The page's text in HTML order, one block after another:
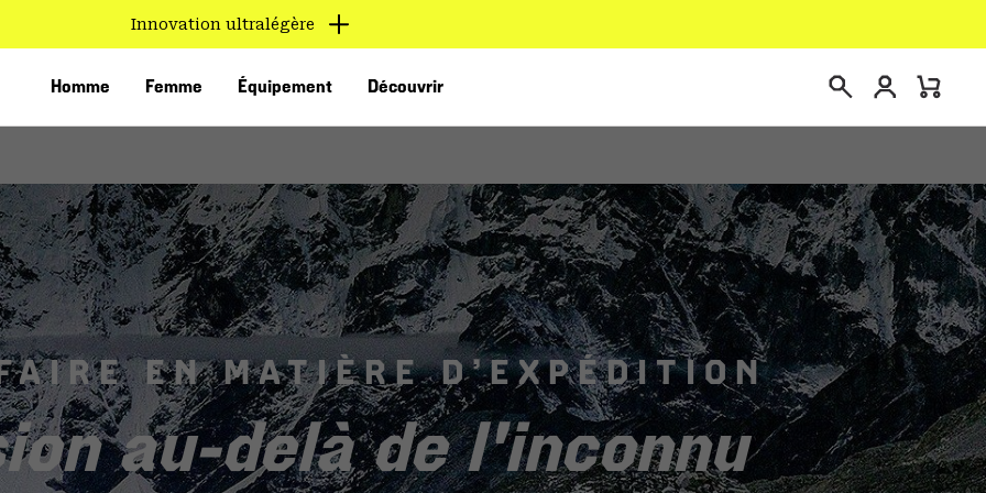
Innovation ultralégère
Homme Femme Équipement Découvrir Connexion
Mini
EN MATIÈRE D’EXPÉDITION
au-delà de l'inconnu